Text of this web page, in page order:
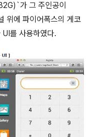
가 그 주인공이
위에 파이어폭스의 게코
를 사용하였다.